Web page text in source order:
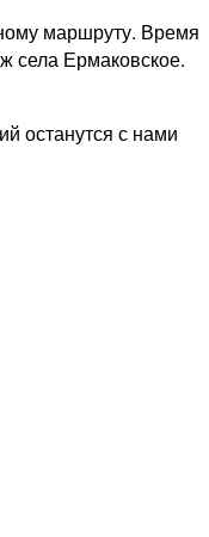
маршруту. Время
села Ермаковское.
останутся с нами